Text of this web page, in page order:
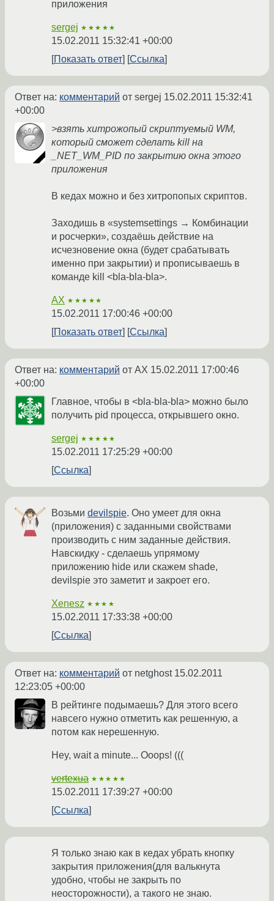
приложения
sergej ★★★★★
15.02.2011 15:32:41 +00:00
Показать ответ
Ссылка
Ответ на: комментарий от sergej 15.02.2011 15:32:41
+00:00
>взять хитрожопый скриптуемый WM,
который сможет сделать kill на
_NET_WM_PID по закрытию окна этого
приложения
В кедах можно и без хитропопых скриптов.
Заходишь в «systemsettings → Комбинации
и росчерки», создаёшь действие на
исчезновение окна (будет срабатывать
именно при закрытии) и прописываешь в
команде kill <bla-bla-bla>.
AX ★★★★★
15.02.2011 17:00:46 +00:00
Показать ответ
Ссылка
Ответ на: комментарий от AX 15.02.2011 17:00:46
+00:00
Главное, чтобы в <bla-bla-bla> можно было
получить pid процесса, открывшего окно.
sergej ★★★★★
15.02.2011 17:25:29 +00:00
Ссылка
Возьми devilspie. Оно умеет для окна
(приложения) с заданными свойствами
производить с ним заданные действия.
Навскидку - сделаешь упрямому
приложению hide или скажем shade,
devilspie это заметит и закроет его.
Xenesz ★★★★
15.02.2011 17:33:38 +00:00
Ссылка
Ответ на: комментарий от netghost 15.02.2011
12:23:05 +00:00
В рейтинге подымаешь? Для этого всего
навсего нужно отметить как решенную, а
потом как нерешенную.
Hey, wait a minute... Ooops! (((
vertexua ★★★★★
15.02.2011 17:39:27 +00:00
Ссылка
Я только знаю как в кедах убрать кнопку
закрытия приложения(для валькнута
удобно, чтобы не закрыть по
неосторожности), а такого не знаю.